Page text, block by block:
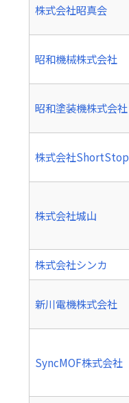
株式会社昭真会
昭和機械株式会社
昭和塗装機株式会社
株式会社ShortStop
株式会社城山
株式会社シンカ
新川電機株式会社
SyncMOF株式会社